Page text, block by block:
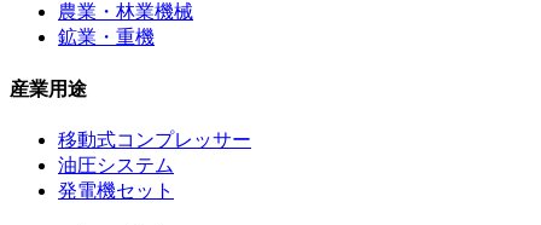
農業・林業機械
鉱業・重機
産業用途
移動式コンプレッサー
油圧システム
発電機セット